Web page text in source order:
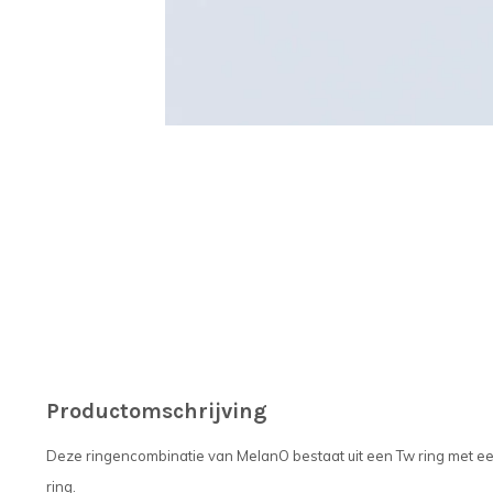
Productomschrijving
Deze ringencombinatie van MelanO bestaat uit een Tw ring met
ring.